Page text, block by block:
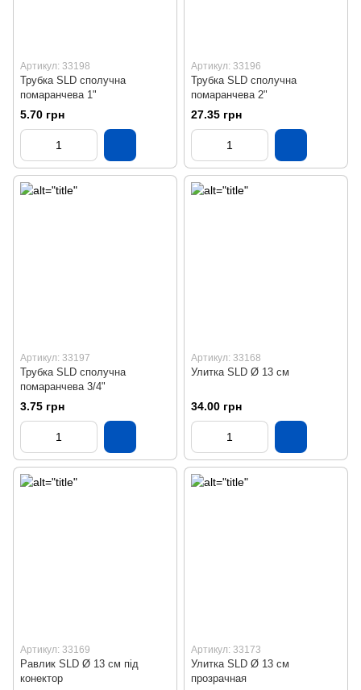
Артикул: 33198
Трубка SLD сполучна
помаранчева 1"
5.70 грн
Артикул: 33196
Трубка SLD сполучна
помаранчева 2"
27.35 грн
Артикул: 33197
Трубка SLD сполучна
помаранчева 3/4"
3.75 грн
Артикул: 33168
Улитка SLD Ø 13 см
34.00 грн
Артикул: 33169
Равлик SLD Ø 13 см під
конектор
Артикул: 33173
Улитка SLD Ø 13 см
прозрачная